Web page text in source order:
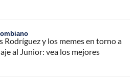
Rodríguez y los memes en torno a
al Junior: vea los mejores